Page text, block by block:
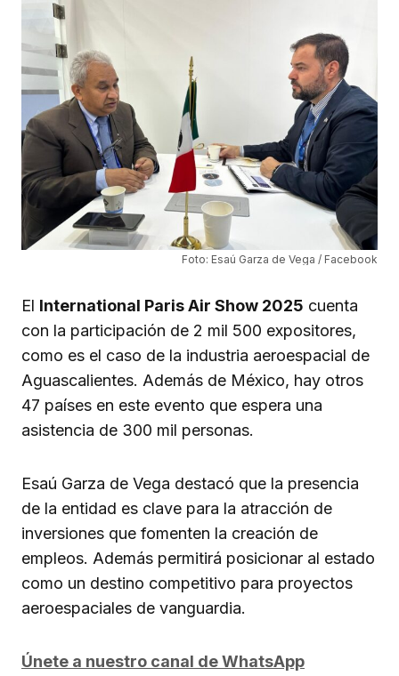
Foto: Esaú Garza de Vega / Facebook
El International Paris Air Show 2025 cuenta
con la participación de 2 mil 500 expositores,
como es el caso de la industria aeroespacial de
Aguascalientes. Además de México, hay otros
47 países en este evento que espera una
asistencia de 300 mil personas.
Esaú Garza de Vega destacó que la presencia
de la entidad es clave para la atracción de
inversiones que fomenten la creación de
empleos. Además permitirá posicionar al estado
como un destino competitivo para proyectos
aeroespaciales de vanguardia.
Únete a nuestro canal de WhatsApp